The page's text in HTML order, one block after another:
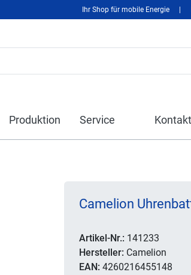
Ihr Shop für mobile Energie
Produktion Service Kontakt
Camelion
Artikel-Nr.: 141233
Hersteller: Camelion
EAN: 4260216455148